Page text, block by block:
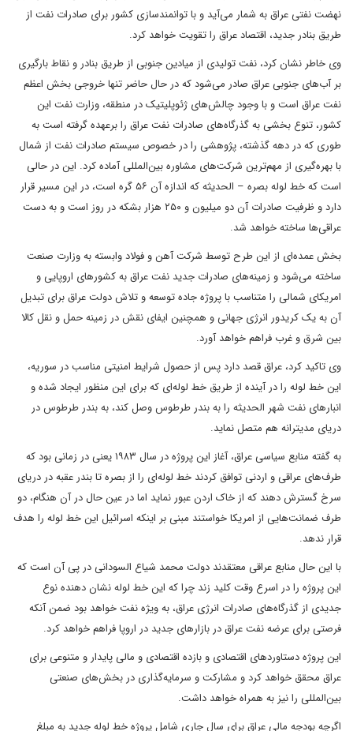
نهضت نفتی عراق به شمار می‌آید و با توانمندسازی کشور برای صادرات نفت از
طریق بنادر جدید، اقتصاد عراق را تقویت خواهد کرد.
وی خاطر نشان کرد، نفت تولیدی از میادین جنوبی از طریق بنادر و نقاط بارگیری
بر آب‌های جنوبی عراق صادر می‌شود که در حال حاضر تنها خروجی بخش اعظم
نفت عراق است و با وجود چالش‌های ژئوپلیتیک در منطقه، وزارت نفت این
کشور، تنوع بخشی به گذرگاه‌های صادرات نفت عراق را برعهده گرفته است به
طوری که در دهه گذشته، پژوهشی را در خصوص سیستم صادرات نفت از شمال
با بهره‌گیری از مهم‌ترین شرکت‌های مشاوره بین‌المللی آماده کرد. این در حالی
است که خط لوله بصره – الحدیثه که اندازه آن ۵۶ گره است، در این مسیر قرار
دارد و ظرفیت صادرات آن دو میلیون و ۲۵۰ هزار بشکه در روز است و به دست
عراقی‌ها ساخته خواهد شد.
بخش عمده‌ای از این طرح توسط شرکت آهن و فولاد وابسته به وزارت صنعت
ساخته می‌شود و زمینه‌های صادرات جدید نفت عراق به کشورهای اروپایی و
امریکای شمالی را متناسب با پروژه جاده توسعه و تلاش دولت عراق برای تبدیل
آن به یک کریدور انرژی جهانی و همچنین ایفای نقش در زمینه حمل و نقل کالا
بین شرق و غرب فراهم خواهد آورد.
وی تاکید کرد، عراق قصد دارد پس از حصول شرایط امنیتی مناسب در سوریه،
این خط لوله را در آینده از طریق خط لوله‌ای که برای این منظور ایجاد شده و
انبارهای نفت شهر الحدیثه را به بندر طرطوس وصل کند، به بندر طرطوس در
دریای مدیترانه هم متصل نماید.
به گفته منابع سیاسی عراق، آغاز این پروژه در سال ۱۹۸۳ یعنی در زمانی بود که
طرف‌های عراقی و اردنی توافق کردند خط لوله‌ای را از بصره تا بندر عقبه در دریای
سرخ گسترش دهند که از خاک اردن عبور نماید اما در عین حال در آن هنگام، دو
طرف ضمانت‌هایی از امریکا خواستند مبنی بر اینکه اسرائیل این خط لوله را هدف
قرار ندهد.
با این حال منابع عراقی معتقدند دولت محمد شیاع السودانی در پی آن است که
این پروژه را در اسرع وقت کلید زند چرا که این خط لوله نشان دهنده نوع
جدیدی از گذرگاه‌های صادرات انرژی عراق، به ویژه نفت خواهد بود ضمن آنکه
فرصتی برای عرضه نفت عراق در بازارهای جدید در اروپا فراهم خواهد کرد.
این پروژه دستاورد‌های اقتصادی و بازده اقتصادی و مالی پایدار و متنوعی برای
عراق محقق خواهد کرد و مشارکت و سرمایه‌گذاری در بخش‌های صنعتی
بین‌المللی را نیز به همراه خواهد داشت.
اگرچه بودجه مالی عراق برای سال جاری شامل پروژه خط لوله جدید به مبلغ